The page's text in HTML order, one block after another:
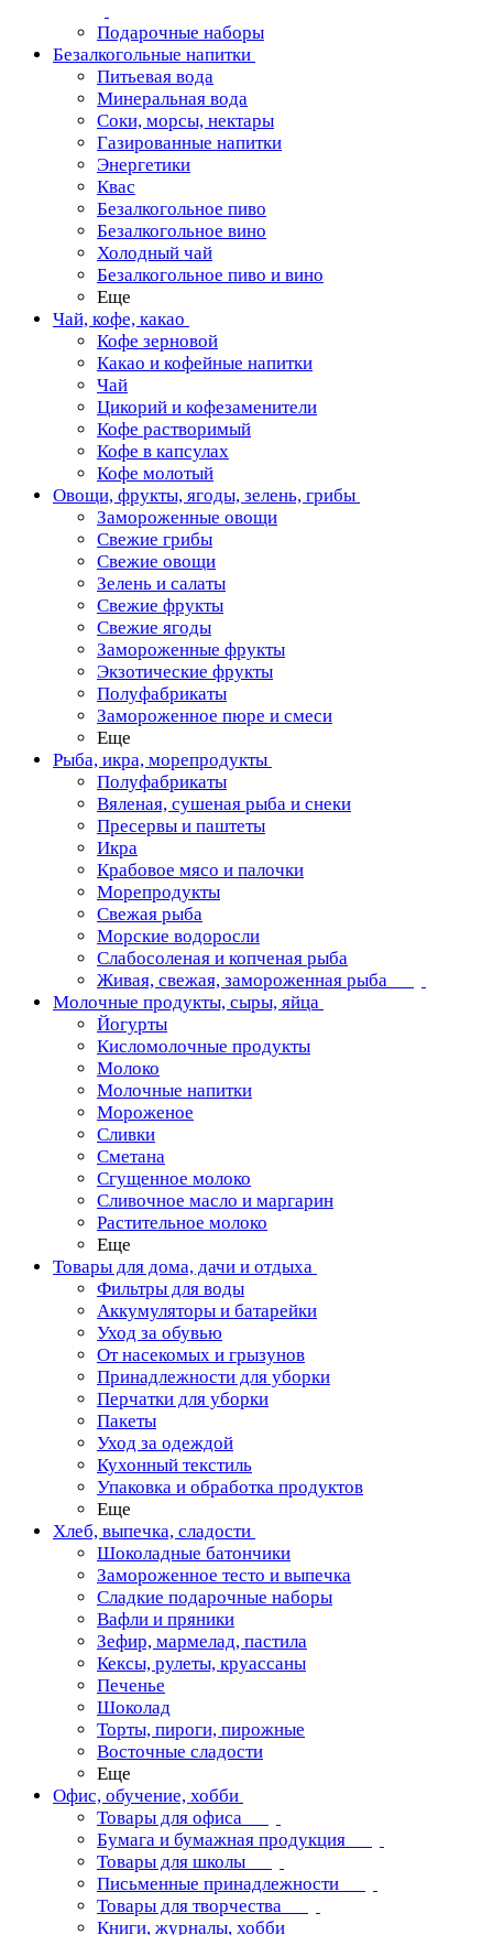
Подарочные наборы
Безалкогольные напитки
Питьевая вода
Минеральная вода
Соки, морсы, нектары
Газированные напитки
Энергетики
Квас
Безалкогольное пиво
Безалкогольное вино
Холодный чай
Безалкогольное пиво и вино
Еще
Чай, кофе, какао
Кофе зерновой
Какао и кофейные напитки
Чай
Цикорий и кофезаменители
Кофе растворимый
Кофе в капсулах
Кофе молотый
Овощи, фрукты, ягоды, зелень, грибы
Замороженные овощи
Свежие грибы
Свежие овощи
Зелень и салаты
Свежие фрукты
Свежие ягоды
Замороженные фрукты
Экзотические фрукты
Полуфабрикаты
Замороженное пюре и смеси
Еще
Рыба, икра, морепродукты
Полуфабрикаты
Вяленая, сушеная рыба и снеки
Пресервы и паштеты
Икра
Крабовое мясо и палочки
Морепродукты
Свежая рыба
Морские водоросли
Слабосоленая и копченая рыба
Живая, свежая, замороженная рыба
Молочные продукты, сыры, яйца
Йогурты
Кисломолочные продукты
Молоко
Молочные напитки
Мороженое
Сливки
Сметана
Сгущенное молоко
Сливочное масло и маргарин
Растительное молоко
Еще
Товары для дома, дачи и отдыха
Фильтры для воды
Аккумуляторы и батарейки
Уход за обувью
От насекомых и грызунов
Принадлежности для уборки
Перчатки для уборки
Пакеты
Уход за одеждой
Кухонный текстиль
Упаковка и обработка продуктов
Еще
Хлеб, выпечка, сладости
Шоколадные батончики
Замороженное тесто и выпечка
Сладкие подарочные наборы
Вафли и пряники
Зефир, мармелад, пастила
Кексы, рулеты, круассаны
Печенье
Шоколад
Торты, пироги, пирожные
Восточные сладости
Еще
Офис, обучение, хобби
Товары для офиса
Бумага и бумажная продукция
Товары для школы
Письменные принадлежности
Товары для творчества
Книги, журналы, хобби